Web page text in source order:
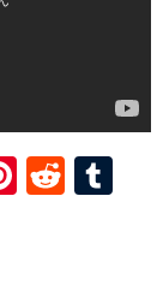
Pi R